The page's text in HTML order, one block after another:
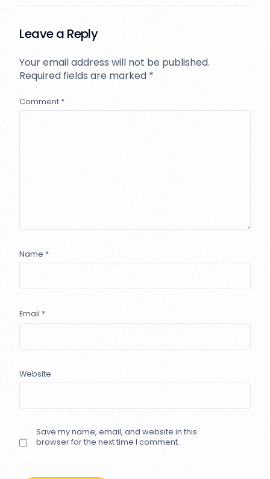
Leave a Reply
Your email address will not be published.
Required fields are marked *
Comment *
Name *
Email *
Website
Save my name, email, and website in this
browser for the next time I comment.